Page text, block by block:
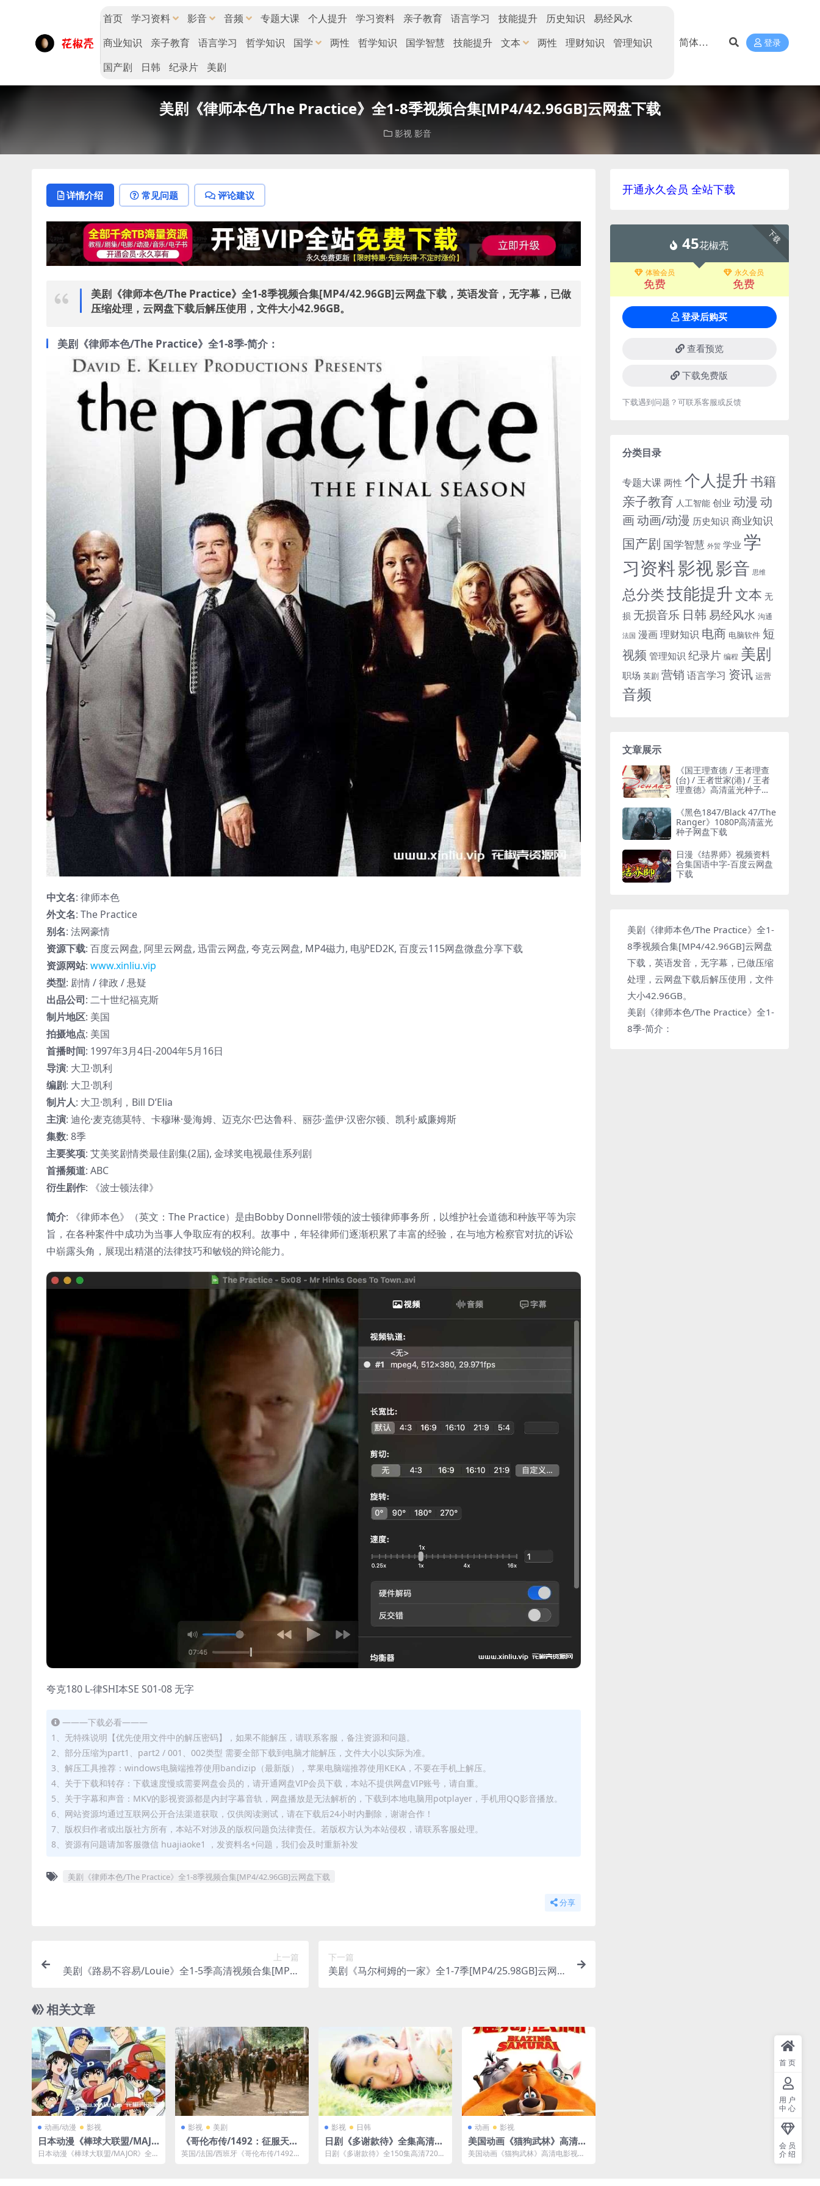
首页 学习资料 影音 音频 专题大课 个人提升 学习资料 亲子教育 语言学习 技能提升 历史知识
易经风水
商业知识
亲子教育 语言学习 哲学知识 国学 两性 哲学知识 国学智慧 技能提升 文本 两性 理财知识
管理知识
国产剧
日韩 纪录片 美剧
登录
美剧《律师本色/The Practice》全1-8季视频合集[MP4/42.96GB]云网盘下载
影视 影音
详情介绍 常见问题 评论建议
美剧《律师本色/The Practice》全1-8季视频合集[MP4/42.96GB]云网盘下载，英语发音，无字幕，已做
压缩处理，云网盘下载后解压使用，文件大小42.96GB。
美剧《律师本色/The Practice》全1-8季-简介：
中文名: 律师本色
外文名: The Practice
别名: 法网豪情
资源下载: 百度云网盘, 阿里云网盘, 迅雷云网盘, 夸克云网盘, MP4磁力, 电驴ED2K, 百度云115网盘微盘分享下载
资源网站: www.xinliu.vip
类型: 剧情 / 律政 / 悬疑
出品公司: 二十世纪福克斯
制片地区: 美国
拍摄地点: 美国
首播时间: 1997年3月4日-2004年5月16日
导演: 大卫·凯利
编剧: 大卫·凯利
制片人: 大卫·凯利，Bill D’Elia
主演: 迪伦·麦克德莫特、卡穆琳·曼海姆、迈克尔·巴达鲁科、丽莎·盖伊·汉密尔顿、凯利·威廉姆斯
集数: 8季
主要奖项: 艾美奖剧情类最佳剧集(2届), 金球奖电视最佳系列剧
首播频道: ABC
衍生剧作: 《波士顿法律》
简介: 《律师本色》（英文：The Practice）是由Bobby Donnell带领的波士顿律师事务所，以维护社会道德和种族平等为宗
旨，在各种案件中成功为当事人争取应有的权利。故事中，年轻律师们逐渐积累了丰富的经验，在与地方检察官对抗的诉讼
中崭露头角，展现出精湛的法律技巧和敏锐的辩论能力。
夸克180 L-律SHI本SE S01-08 无字
———下载必看———
1、无特殊说明【优先使用文件中的解压密码】，如果不能解压，请联系客服，备注资源和问题。
2、部分压缩为part1、part2 / 001、002类型 需要全部下载到电脑才能解压，文件大小以实际为准。
3、解压工具推荐：windows电脑端推荐使用bandizip（最新版），苹果电脑端推荐使用KEKA，不要在手机上解压。
4、关于下载和转存：下载速度慢或需要网盘会员的，请开通网盘VIP会员下载，本站不提供网盘VIP账号，请自重。
5、关于字幕和声音：MKV的影视资源都是内封字幕音轨，网盘播放是无法解析的，下载到本地电脑用potplayer，手机用QQ影音播放。
6、网站资源均通过互联网公开合法渠道获取，仅供阅读测试，请在下载后24小时内删除，谢谢合作！
7、版权归作者或出版社方所有，本站不对涉及的版权问题负法律责任。若版权方认为本站侵权，请联系客服处理。
8、资源有问题请加客服微信 huajiaoke1 ，发资料名+问题，我们会及时重新补发
美剧《律师本色/The Practice》全1-8季视频合集[MP4/42.96GB]云网盘下载
分享
上一篇
美剧《路易不容易/Louie》全1-5季高清视频合集[MP4/
下一篇
美剧《马尔柯姆的一家》全1-7季[MP4/25.98GB]云网盘
相关文章
动画/动漫 影视
日本动漫《棒球大联盟/MAJO
R》全6季+2nd日语中字合集
日本动漫《棒球大联盟/MAJOR》全6
影视 美剧
《哥伦布传/1492：征服天堂/
1492: Christophe Colom
英国/法国/西班牙《哥伦布传/1492：
影视 日韩
日剧《多谢款待》全集高清72
0P-百度云网盘下载
日剧《多谢款待》全150集高清720
动画 影视
美国动画《猫狗武林》高清电
影视频资源-百度云网盘下载
美国动画《猫狗武林》高清电影视频
开通永久会员 全站下载
下载
45花椒壳
体验会员
免费
永久会员
免费
登录后购买
查看预览
下载免费版
下载遇到问题？可联系客服或反馈
分类目录
专题大课 两性 个人提升书籍
亲子教育 人工智能 创业 动漫 动
画动画/动漫 历史知识 商业知识
国产剧 国学智慧 外贸 学业 学
习资料影视影音 思维
总分类技能提升文本 无
损 无损音乐 日韩 易经风水 沟通
法国 漫画理财知识 电商 电脑软件 短
视频 管理知识 纪录片 编程 美剧
职场 英剧 营销 语言学习 资讯 运营
音频
文章展示
《国王理查德 / 王者理查
(台) / 王者世家(港) / 王者
理查德》高清蓝光种子网
《黑色1847/Black 47/The
Ranger》1080P高清蓝光
种子网盘下载
日漫《结界师》视频资料
合集国语中字-百度云网盘
下载
美剧《律师本色/The Practice》全1-
8季视频合集[MP4/42.96GB]云网盘
下载，英语发音，无字幕，已做压缩
处理，云网盘下载后解压使用，文件
大小42.96GB。
美剧《律师本色/The Practice》全1-
8季-简介：
首页
用户
中心
会员
介绍